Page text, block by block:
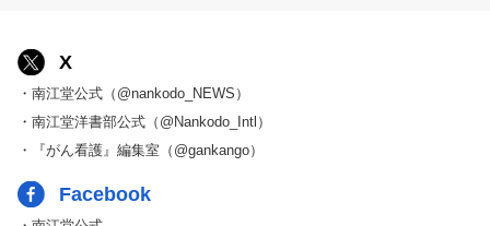
X
・南江堂公式（@nankodo_NEWS）
・南江堂洋書部公式（@Nankodo_Intl）
・『がん看護』編集室（@gankango）
Facebook